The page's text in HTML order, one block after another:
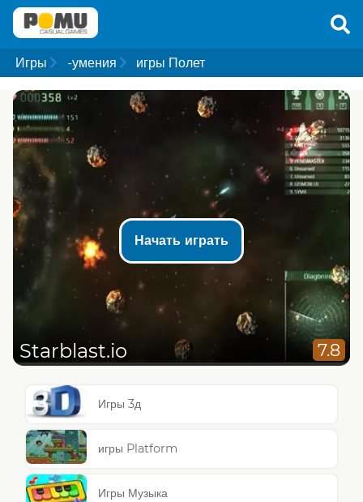
Игры -умения игры Полет
Начать играть
Starblast.io 7.8
Игры 3д
игры Platform
Игры Музыка